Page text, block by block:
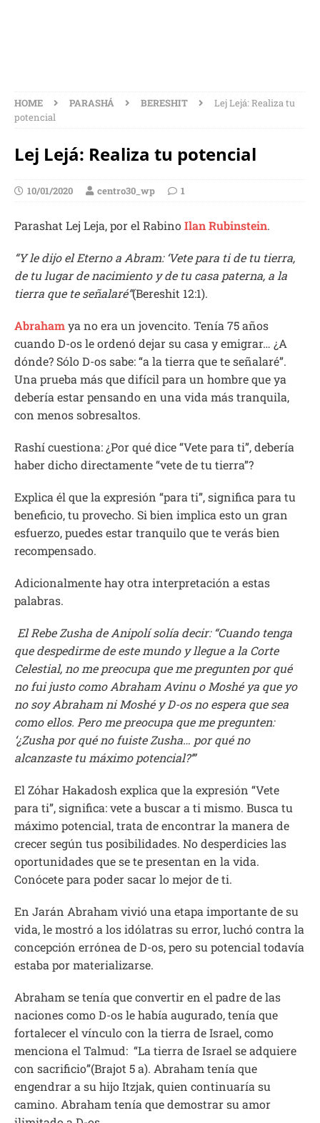
HOME PARASHÁ BERESHIT
Lej Lejá: Realiza tu
potencial
Lej Lejá: Realiza tu potencial
10/01/2020 centro30_wp 1
Parashat Lej Leja, por el RabinoIlan Rubinstein.
“Y le dijo el Eterno a Abram: ‘Vete para ti de tu tierra,
de tu lugar de nacimiento y de tu casa paterna, a la
tierra que te señalaré”(Bereshit 12:1).
Abrahamya no era un jovencito. Tenía 75 años
cuando D-os le ordenó dejar su casa y emigrar… ¿A
dónde? Sólo D-os sabe: “a la tierra que te señalaré”.
Una prueba más que difícil para un hombre que ya
debería estar pensando en una vida más tranquila,
con menos sobresaltos.
Rashí cuestiona: ¿Por qué dice “Vete para ti”, debería
haber dicho directamente “vete de tu tierra”?
Explica él que la expresión “para ti”, significa para tu
beneficio, tu provecho. Si bien implica esto un gran
esfuerzo, puedes estar tranquilo que te verás bien
recompensado.
Adicionalmente hay otra interpretación a estas
palabras.
El Rebe Zusha de Anipolí solía decir: “Cuando tenga
que despedirme de este mundo y llegue a la Corte
Celestial, no me preocupa que me pregunten por qué
no fui justo como Abraham Avinu o Moshé ya que yo
no soy Abraham ni Moshé y D-os no espera que sea
como ellos. Pero me preocupa que me pregunten:
‘¿Zusha por qué no fuiste Zusha… por qué no
alcanzaste tu máximo potencial?’”
El Zóhar Hakadosh explica que la expresión “Vete
para ti”, significa: vete a buscar a ti mismo. Busca tu
máximo potencial, trata de encontrar la manera de
crecer según tus posibilidades. No desperdicies las
oportunidades que se te presentan en la vida.
Conócete para poder sacar lo mejor de ti.
En Jarán Abraham vivió una etapa importante de su
vida, le mostró a los idólatras su error, luchó contra la
concepción errónea de D-os, pero su potencial todavía
estaba por materializarse.
Abraham se tenía que convertir en el padre de las
naciones como D-os le había augurado, tenía que
fortalecer el vínculo con la tierra de Israel, como
menciona el Talmud: “La tierra de Israel se adquiere
con sacrificio”(Brajot 5 a). Abraham tenía que
engendrar a su hijo Itzjak, quien continuaría su
camino. Abraham tenía que demostrar su amor